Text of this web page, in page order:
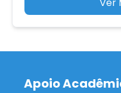
Ver
Apoio